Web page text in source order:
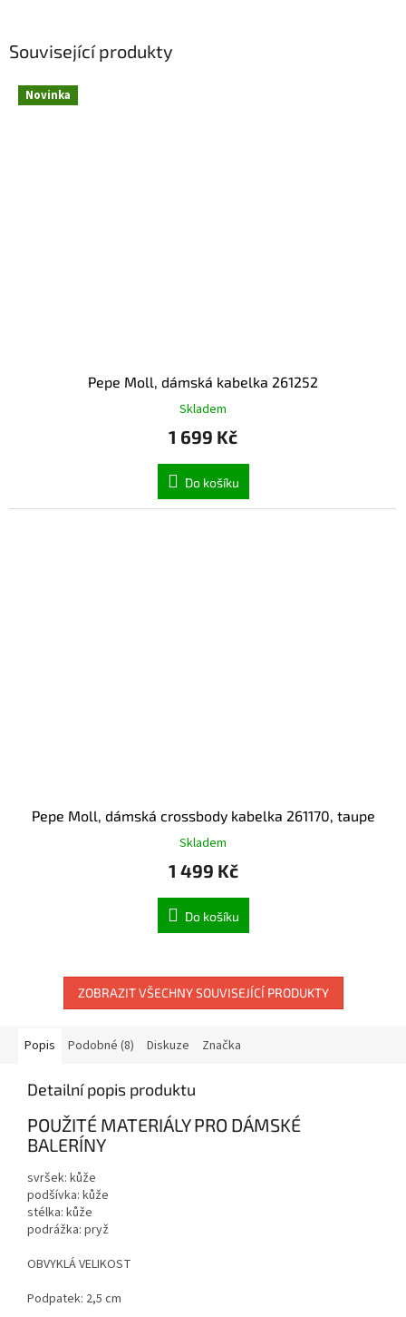
Související produkty
Novinka
Pepe Moll, dámská kabelka 261252
Skladem
1 699 Kč
Do košíku
Pepe Moll, dámská crossbody kabelka 261170, taupe
Skladem
1 499 Kč
Do košíku
ZOBRAZIT VŠECHNY SOUVISEJÍCÍ PRODUKTY
Popis Podobné (8) Diskuze Značka
Detailní popis produktu
POUŽITÉ MATERIÁLY PRO DÁMSKÉ
BALERÍNY
svršek: kůže
podšívka: kůže
stélka: kůže
podrážka: pryž
OBVYKLÁ VELIKOST
Podpatek: 2,5 cm